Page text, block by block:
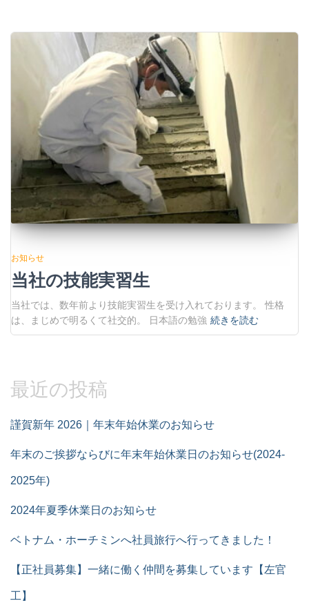
お知らせ
当社の技能実習生
当社では、数年前より技能実習生を受け入れております。 性格
は、まじめで明るくて社交的。 日本語の勉強 続きを読む
最近の投稿
謹賀新年 2026｜年末年始休業のお知らせ
年末のご挨拶ならびに年末年始休業日のお知らせ(2024-
2025年)
2024年夏季休業日のお知らせ
ベトナム・ホーチミンへ社員旅行へ行ってきました！
【正社員募集】一緒に働く仲間を募集しています【左官
工】